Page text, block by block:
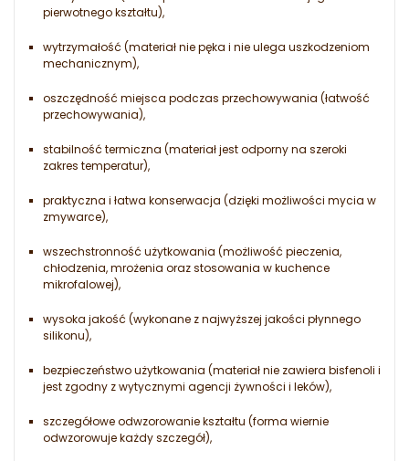
pierwotnego kształtu),
wytrzymałość (materiał nie pęka i nie ulega uszkodzeniom
mechanicznym),
oszczędność miejsca podczas przechowywania (łatwość
przechowywania),
stabilność termiczna (materiał jest odporny na szeroki
zakres temperatur),
praktyczna i łatwa konserwacja (dzięki możliwości mycia w
zmywarce),
wszechstronność użytkowania (możliwość pieczenia,
chłodzenia, mrożenia oraz stosowania w kuchence
mikrofalowej),
wysoka jakość (wykonane z najwyższej jakości płynnego
silikonu),
bezpieczeństwo użytkowania (materiał nie zawiera bisfenoli i
jest zgodny z wytycznymi agencji żywności i leków),
szczegółowe odwzorowanie kształtu (forma wiernie
odwzorowuje każdy szczegół),